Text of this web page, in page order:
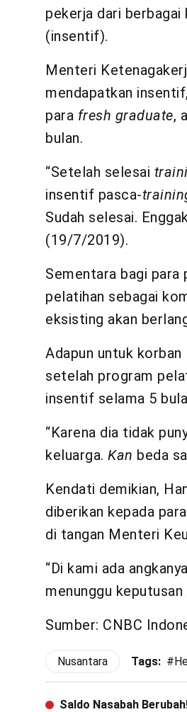
pekerja dari
(insentif).
Menteri
mendapatkan
para fresh graduate,
bulan.
“Setelah selesai
insentif pasca-
Sudah selesai.
(19/7/2019).
Sementara bagi
pelatihan sebagai
eksisting akan
Adapun untuk
setelah program
insentif selama 5
“Karena dia tidak
keluarga. Kan beda
Kendati demikian,
diberikan kepada
di tangan Menteri
“Di kami ada
menunggu
Sumber: CNBC
Nusantara Tags: #
Saldo Nasabah